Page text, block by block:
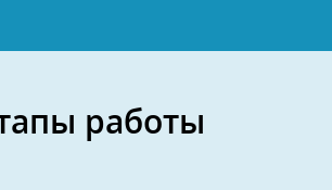
работы